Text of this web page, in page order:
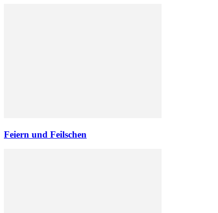
Feiern und Feilschen